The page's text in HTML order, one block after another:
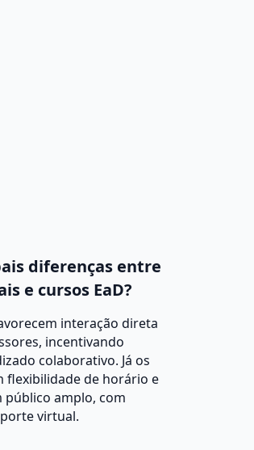
diferenças entre
e cursos EaD?
interação direta
incentivando
colaborativo. Já os
flexibilidade de horário e
público amplo, com
virtual.